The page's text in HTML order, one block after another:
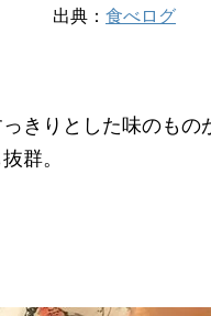
出典： 食べログ
きりとした味のもの
群。